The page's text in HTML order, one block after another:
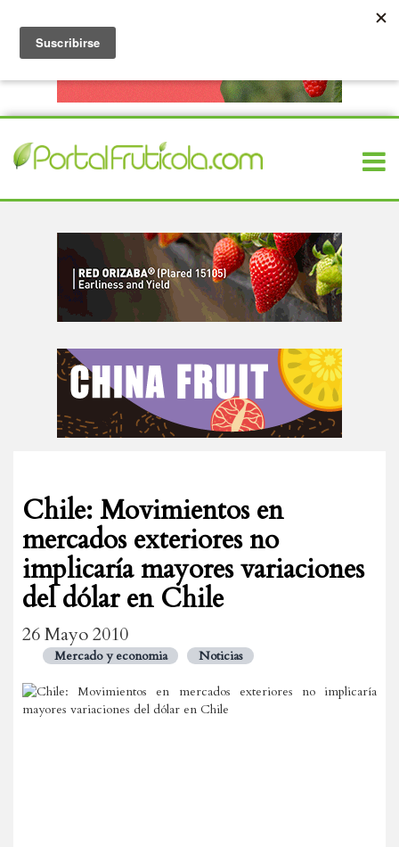
Chile: Movimientos en
mercados exteriores no
implicaría mayores variaciones
del dólar en Chile
26 Mayo 2010
Mercado y economia Noticias